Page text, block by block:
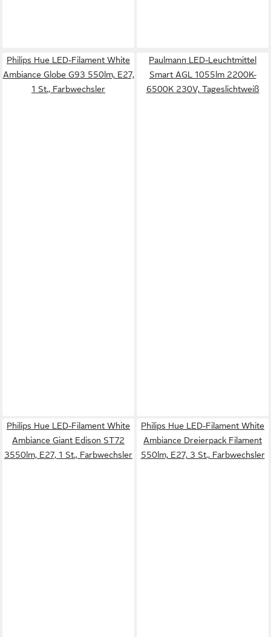
Philips Hue LED-Filament White
Ambiance Globe G93 550lm, E27,
1 St., Farbwechsler
Paulmann LED-Leuchtmittel
Smart AGL 1055lm 2200K-
6500K 230V, Tageslichtweiß
Philips Hue LED-Filament White
Ambiance Giant Edison ST72
3550lm, E27, 1 St., Farbwechsler
Philips Hue LED-Filament White
Ambiance Dreierpack Filament
550lm, E27, 3 St., Farbwechsler